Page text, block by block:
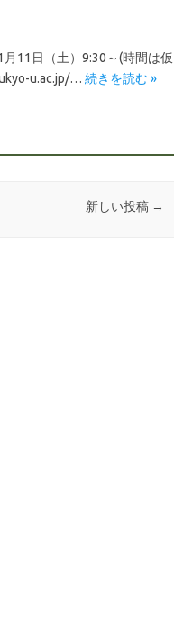
11日（土）9:30～(時間は仮
u.ac.jp/… 続きを読む »
新しい投稿 →